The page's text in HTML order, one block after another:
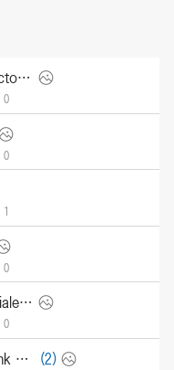
캐딜락 CT5-V Blackwing F1 Collector Series (2026)
0
0
1
0
페라리 Purosangue Handling Speciale (2027)
0
현대차 Ioniq 9 Calligraphy Black Ink (2027) (2)